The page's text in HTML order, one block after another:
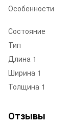
Особенности
Состояние
Тип
Длина 1
Ширина 1
Толщина 1
Отзывы